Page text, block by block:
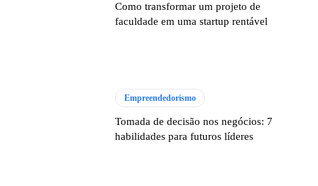
Como transformar um projeto de
faculdade em uma startup rentável
Empreendedorismo
Tomada de decisão nos negócios: 7
habilidades para futuros líderes